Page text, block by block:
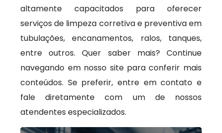
altamente capacitados para oferecer
serviços de limpeza corretiva e preventiva em
tubulações, encanamentos, ralos, tanques,
entre outros. Quer saber mais? Continue
navegando em nosso site para conferir mais
conteúdos. Se preferir, entre em contato e
fale diretamente com um de nossos
atendentes especializados.